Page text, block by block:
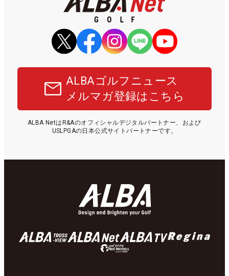
ALBAゴルフニュース
メルマガ登録はこちら
ALBA NetはR&Aのオフィシャルデジタルパートナー、および
USLPGAの日本公式サイトパートナーです。